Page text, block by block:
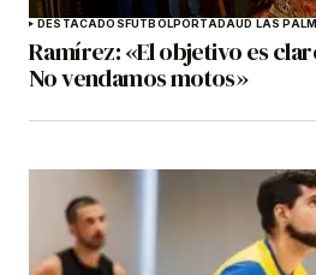
DESTACADOSFÚTBOLPORTADAUD LAS
Ramírez: «El objetivo es
No vendamos motos»